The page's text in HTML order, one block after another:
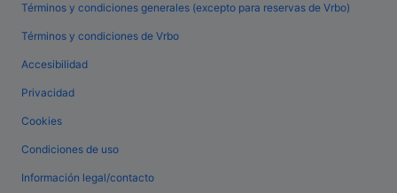
Términos y condiciones generales (excepto para reservas de Vrbo)
Términos y condiciones de Vrbo
Accesibilidad
Privacidad
Cookies
Condiciones de uso
Información legal/contacto